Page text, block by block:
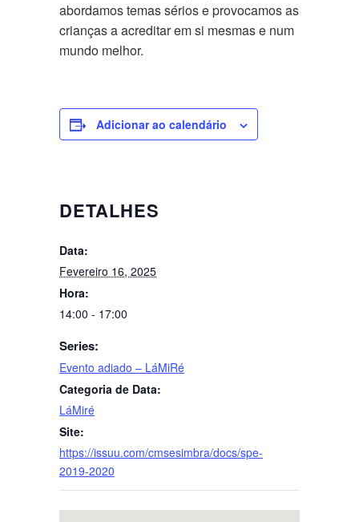
abordamos temas sérios e provocamos as
crianças a acreditar em si mesmas e num
mundo melhor.
Adicionar ao calendário
DETALHES
Data:
Fevereiro 16, 2025
Hora:
14:00 - 17:00
Series:
Evento adiado – LáMiRé
Categoria de Data:
LáMiré
Site:
https://issuu.com/cmsesimbra/docs/spe-
2019-2020